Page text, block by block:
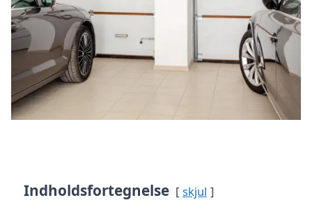
Indholdsfortegnelse skjul